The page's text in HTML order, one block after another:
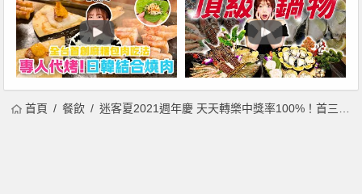
首頁 餐飲 迷客夏2021週年慶 天天轉樂中獎率100%！首三日紅茶拿鐵免費升級大杯！